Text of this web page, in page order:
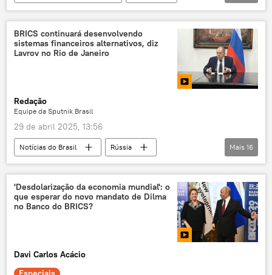
Vladimir Putin
Brasil
Sul Global
Luiz Inácio Lula da Silva
exclusiva
China
ONU
Conselho de Segurança das Nações Unidas
BRICS continuará desenvolvendo
sistemas financeiros alternativos, diz
Lavrov no Rio de Janeiro
Redação
Equipe da Sputnik Brasil
29 de abril 2025, 13:56
Notícias do Brasil
Rússia
Sergei Lavrov
Rio de Janeiro
BRICS
Vladimir Putin
Donald Trump
conflito ucraniano
Mais 16
'Desdolarização da economia mundial': o
que esperar do novo mandato de Dilma
no Banco do BRICS?
Davi Carlos Acácio